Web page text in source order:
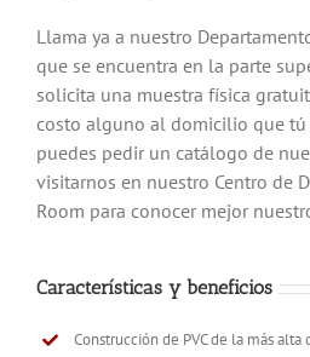
Llama ya a nuestro
que se encuentra en la parte
solicita una muestra física
costo alguno al domicilio que
puedes pedir un catálogo de
visitarnos en nuestro Centro de
Room para conocer mejor
Características y beneficios
Construcción de PVC de la más alta